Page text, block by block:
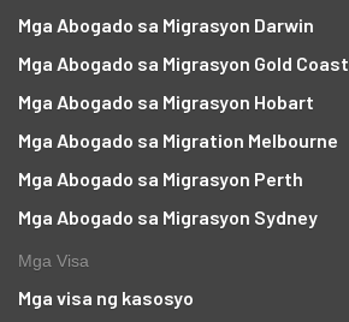
Mga Abogado sa Migrasyon Darwin
Mga Abogado sa Migrasyon Gold Coast
Mga Abogado sa Migrasyon Hobart
Mga Abogado sa Migration Melbourne
Mga Abogado sa Migrasyon Perth
Mga Abogado sa Migrasyon Sydney
Mga Visa
Mga visa ng kasosyo